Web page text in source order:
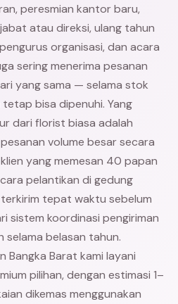
peresmian kantor baru,
atau direksi, ulang tahun
organisasi, dan acara
sering menerima pesanan
yang sama — selama stok
bisa dipenuhi. Yang
dari florist biasa adalah
volume besar secara
yang memesan 40 papan
pelantikan di gedung
tepat waktu sebelum
sistem koordinasi pengiriman
selama belasan tahun.
Bangka Barat kami layani
pilihan, dengan estimasi 1–
dikemas menggunakan